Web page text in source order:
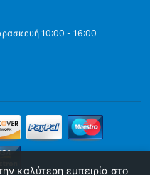
10:00 - 16:00
καλύτερη εμπειρία στο